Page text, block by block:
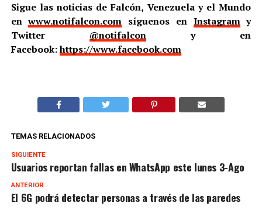
Sigue las noticias de Falcón, Venezuela y el Mundo
enwww.notifalcon.com síguenos en Instagramy
Twitter @notifalcony en
Facebook:https://www.facebook.com
TEMAS RELACIONADOS
SIGUIENTE
Usuarios reportan fallas en WhatsApp este lunes 3-Ago
ANTERIOR
El 6G podrá detectar personas a través de las paredes